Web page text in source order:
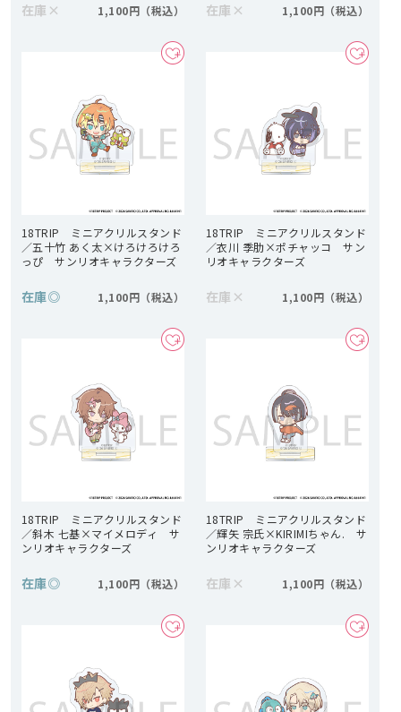
在庫 × 1,100円 在庫 × 1,100円
18TRIP ミニアクリルスタンド
／五十竹 あく太×けろけろけろ
っぴ サンリオキャラクターズ
在庫◎ 1,100円
18TRIP ミニアクリルスタンド
／衣川 季肋×ポチャッコ サン
リオキャラクターズ
在庫 × 1,100円
18TRIP ミニアクリルスタンド
／斜木 七基×マイメロディ サ
ンリオキャラクターズ
在庫◎ 1,100円
18TRIP ミニアクリルスタンド
／輝矢 宗氏×KIRIMIちゃん. サ
ンリオキャラクターズ
在庫 × 1,100円